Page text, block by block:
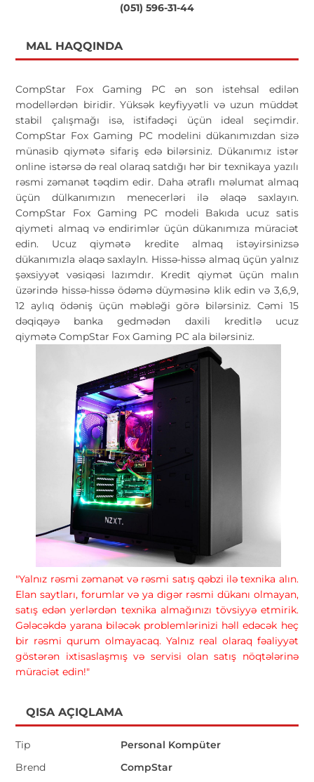
(051) 596-31-44
MAL HAQQINDA
CompStar Fox Gaming PC ən son istehsal edilən
modellərdən biridir. Yüksək keyfiyyətli və uzun müddət
stabil çalışmağı isə, istifadəçi üçün ideal seçimdir.
CompStar Fox Gaming PC modelini dükanımızdan sizə
münasib qiymətə sifariş edə bilərsiniz. Dükanımız istər
online istərsə də real olaraq satdığı hər bir texnikaya yazılı
rəsmi zəmanət təqdim edir. Daha ətraflı məlumat almaq
üçün dülkanımızın menecerləri ilə əlaqə saxlayın.
CompStar Fox Gaming PC modeli Bakıda ucuz satis
qiymeti almaq və endirimlər üçün dükanımıza müraciət
edin. Ucuz qiymətə kredite almaq istəyirsinizsə
dükanımızla əlaqə saxlayln. Hissə-hissə almaq üçün yalnız
şəxsiyyət vəsiqəsi lazımdır. Kredit qiymət üçün malın
üzərində hissə-hissə ödəmə düyməsinə klik edin və 3,6,9,
12 aylıq ödəniş üçün məbləği görə bilərsiniz. Cəmi 15
dəqiqəyə banka gedmədən daxili kreditlə ucuz
qiymətə CompStar Fox Gaming PC ala bilərsiniz.
"Yalnız rəsmi zəmanət və rəsmi satış qəbzi ilə texnika alın.
Elan saytları, forumlar və ya digər rəsmi dükanı olmayan,
satış edən yerlərdən texnika almağınızı tövsiyyə etmirik.
Gələcəkdə yarana biləcək problemlərinizi həll edəcək heç
bir rəsmi qurum olmayacaq. Yalnız real olaraq fəaliyyət
göstərən ixtisaslaşmış və servisi olan satış nöqtələrinə
müraciət edin!"
QISA AÇIQLAMA
Tip
Personal Kompüter
Brend
CompStar